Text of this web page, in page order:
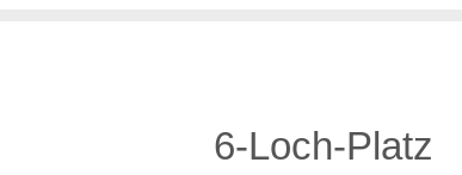
6-Loch-Platz